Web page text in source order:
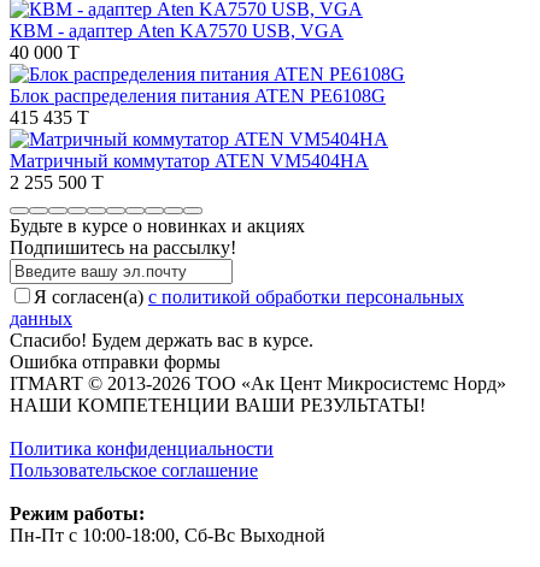
КВМ - адаптер Aten KA7570 USB, VGA
40 000 T
Блок распределения питания ATEN PE6108G
415 435 T
Матричный коммутатор ATEN VM5404HA
2 255 500 T
Будьте в курсе о новинках и акциях
Подпишитесь на рассылкy!
Я согласен(a) с политикой обработки персональных
данных
Спасибо! Будем держать вас в курсе.
Ошибка отправки формы
ITMART © 2013-2026 ТОО «Ак Цент Микросистемс Норд»
НАШИ КОМПЕТЕНЦИИ ВАШИ РЕЗУЛЬТАТЫ!
Политика конфиденциальности
Пользовательское соглашение
Режим работы:
Пн-Пт с 10:00-18:00, Сб-Вс Выходной